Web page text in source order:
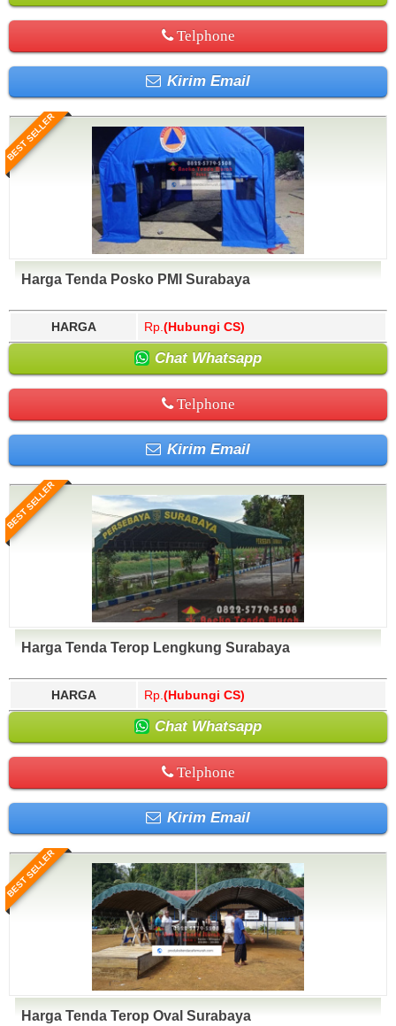
Telphone
Kirim Email
BEST SELLER
Harga Tenda Posko PMI Surabaya
HARGA Rp. (Hubungi CS)
Chat Whatsapp
Telphone
Kirim Email
BEST SELLER
Harga Tenda Terop Lengkung Surabaya
HARGA Rp. (Hubungi CS)
Chat Whatsapp
Telphone
Kirim Email
BEST SELLER
Harga Tenda Terop Oval Surabaya